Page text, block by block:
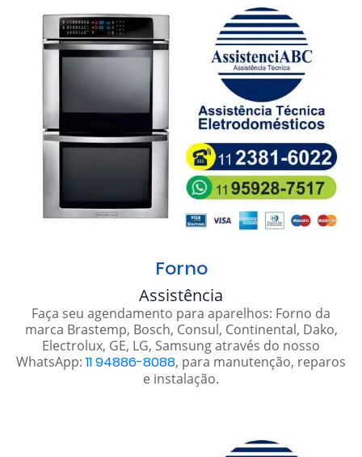
Forno
Assistência
Faça seu agendamento para aparelhos: Forno da
marca Brastemp, Bosch, Consul, Continental, Dako,
Electrolux, GE, LG, Samsung através do nosso
WhatsApp: 11 94886-8088, para manutenção, reparos
e instalação.